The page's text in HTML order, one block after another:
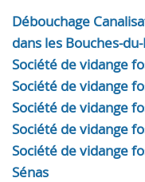
Débouchage
dans les Bouches-
Société de vidange
Société de vidange
Société de vidange
Société de vidange
Société de vidange
Sénas